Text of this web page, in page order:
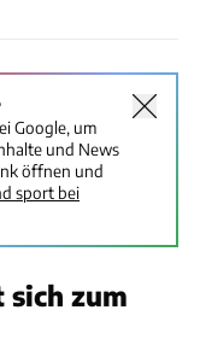
Google, um
und News
öffnen und
sport bei
zum